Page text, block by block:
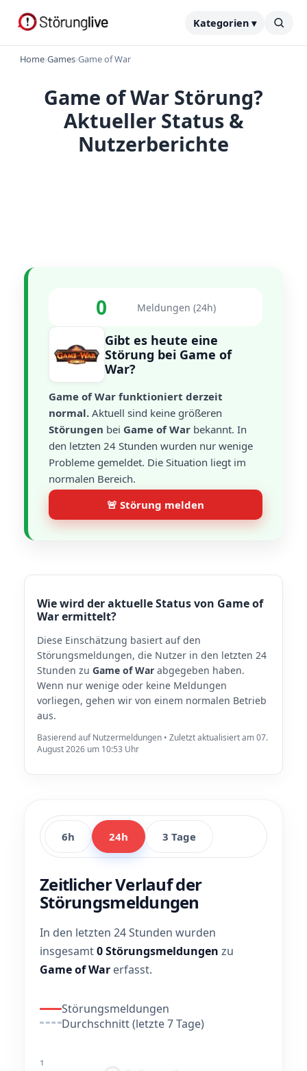
Kategorien ▾
Home›Games›Game of War
Game of War Störung?
Aktueller Status &
Nutzerberichte
0 Meldungen (24h)
Gibt es heute eine
Störung bei Game of
War?
Game of War funktioniert derzeit
normal. Aktuell sind keine größeren
Störungen bei Game of War bekannt. In
den letzten 24 Stunden wurden nur wenige
Probleme gemeldet. Die Situation liegt im
normalen Bereich.
🚨 Störung melden
Wie wird der aktuelle Status von Game of
War ermittelt?
Diese Einschätzung basiert auf den
Störungsmeldungen, die Nutzer in den letzten 24
Stunden zu Game of War abgegeben haben.
Wenn nur wenige oder keine Meldungen
vorliegen, gehen wir von einem normalen Betrieb
aus.
Basierend auf Nutzermeldungen • Zuletzt aktualisiert am 07.
August 2026 um 10:53 Uhr
6h 24h 3 Tage
Zeitlicher Verlauf der
Störungsmeldungen
In den letzten 24 Stunden wurden
insgesamt0 Störungsmeldungen zu
Game of War erfasst.
Störungsmeldungen
Durchschnitt (letzte 7 Tage)
1